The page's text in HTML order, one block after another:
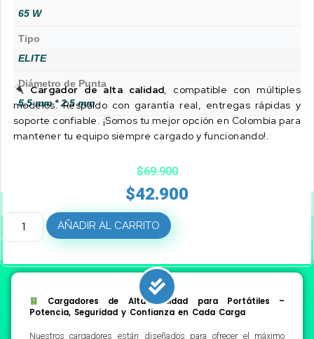
65 W
Tipo
ELITE
Diámetro de Punta
5.5 mm * 2.5 mm
Cargador de alta calidad, compatible con múltiples
modelos. Respaldo con garantía real, entregas rápidas y
soporte confiable. ¡Somos tu mejor opción en Colombia para
mantener tu equipo siempre cargado y funcionando!.
$69.900
$42.900
AÑADIR AL CARRITO
Cargadores de Alta Calidad para Portátiles –
Potencia, Seguridad y Confianza en Cada Carga
Nuestros cargadores están diseñados para ofrecer el máximo